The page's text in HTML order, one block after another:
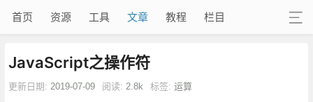
首页 资源 工具 文章 教程 栏目
JavaScript之操作符
更新日期: 2019-07-09 阅读: 2.8k 标签: 运算